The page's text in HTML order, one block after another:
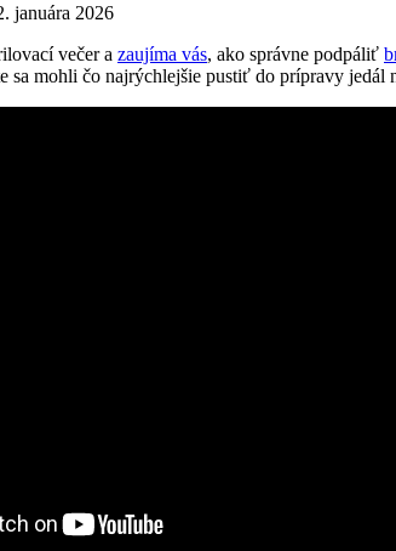
januára 2026
večer a zaujíma vás, ​ako správne‌ podpáliť
sa mohli čo ‍najrýchlejšie pustiť ⁤do prípravy ⁢jedál